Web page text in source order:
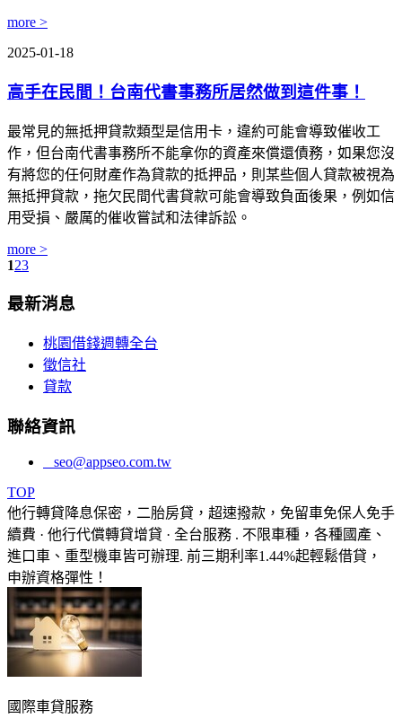
more >
2025-01-18
高手在民間！台南代書事務所居然做到這件事！
最常見的無抵押貸款類型是信用卡，違約可能會導致催收工
作，但台南代書事務所不能拿你的資產來償還債務，如果您沒
有將您的任何財產作為貸款的抵押品，則某些個人貸款被視為
無抵押貸款，拖欠民間代書貸款可能會導致負面後果，例如信
用受損、嚴厲的催收嘗試和法律訴訟。
more >
123
最新消息
桃園借錢週轉全台
徵信社
貸款
聯絡資訊
seo@appseo.com.tw
TOP
他行轉貸降息保密，二胎房貸，超速撥款，免留車免保人免手
續費 · 他行代償轉貸增貸 · 全台服務 . 不限車種，各種國產、
進口車、重型機車皆可辦理. 前三期利率1.44%起輕鬆借貸，
申辦資格彈性！
國際車貸服務